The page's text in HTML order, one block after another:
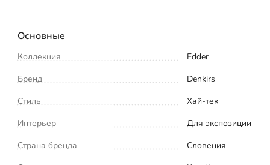
Основные
Коллекция
Edder
Бренд
Denkirs
Стиль
Хай-тек
Интерьер
Для экспозиции
Страна бренда
Словения